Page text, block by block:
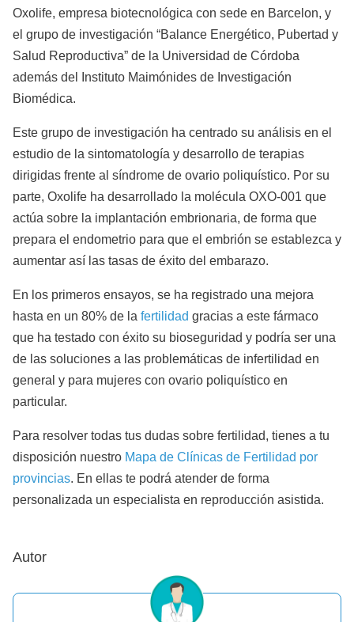
Oxolife, empresa biotecnológica con sede en Barcelon, y
el grupo de investigación “Balance Energético, Pubertad y
Salud Reproductiva” de la Universidad de Córdoba
además del Instituto Maimónides de Investigación
Biomédica.
Este grupo de investigación ha centrado su análisis en el
estudio de la sintomatología y desarrollo de terapias
dirigidas frente al síndrome de ovario poliquístico. Por su
parte, Oxolife ha desarrollado la molécula OXO-001 que
actúa sobre la implantación embrionaria, de forma que
prepara el endometrio para que el embrión se establezca y
aumentar así las tasas de éxito del embarazo.
En los primeros ensayos, se ha registrado una mejora
hasta en un 80% de la fertilidad gracias a este fármaco
que ha testado con éxito su bioseguridad y podría ser una
de las soluciones a las problemáticas de infertilidad en
general y para mujeres con ovario poliquístico en
particular.
Para resolver todas tus dudas sobre fertilidad, tienes a tu
disposición nuestro Mapa de Clínicas de Fertilidad por
provincias. En ellas te podrá atender de forma
personalizada un especialista en reproducción asistida.
Autor